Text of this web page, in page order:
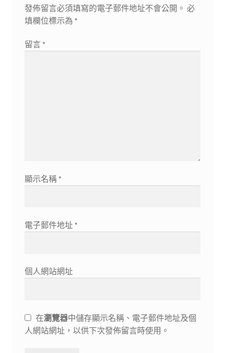
發佈留言必須填寫的電子郵件地址不會公開。 必
填欄位標示為 *
留言 *
顯示名稱 *
電子郵件地址 *
個人網站網址
在瀏覽器中儲存顯示名稱、電子郵件地址及個
人網站網址，以供下次發佈留言時使用。